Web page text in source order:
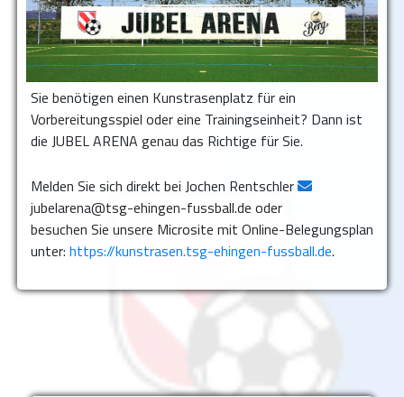
Sie benötigen einen Kunstrasenplatz für ein
Vorbereitungsspiel oder eine Trainingseinheit? Dann ist
die JUBEL ARENA genau das Richtige für Sie.
Melden Sie sich direkt bei Jochen Rentschler
jubelarena@tsg-ehingen-fussball.de oder
besuchen Sie unsere Microsite mit Online-Belegungsplan
unter: https://kunstrasen.tsg-ehingen-fussball.de.